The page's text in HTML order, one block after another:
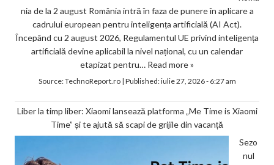
nia de la 2 august România intră în faza de punere în aplicare a
cadrului european pentru inteligența artificială (AI Act).
Începând cu 2 august 2026, Regulamentul UE privind inteligența
artificială devine aplicabil la nivel național, cu un calendar
etapizat pentru… Read more »
Source:TechnoReport.ro| Published:iulie 27, 2026 - 6:27 am
Liber la timp liber: Xiaomi lansează platforma „Me Time is Xiaomi
Time” și te ajută să scapi de grijile din vacanță
Sezo
nul